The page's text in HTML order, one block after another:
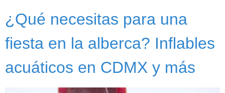
¿Qué necesitas para una
fiesta en la alberca? Inflables
acuáticos en CDMX y más